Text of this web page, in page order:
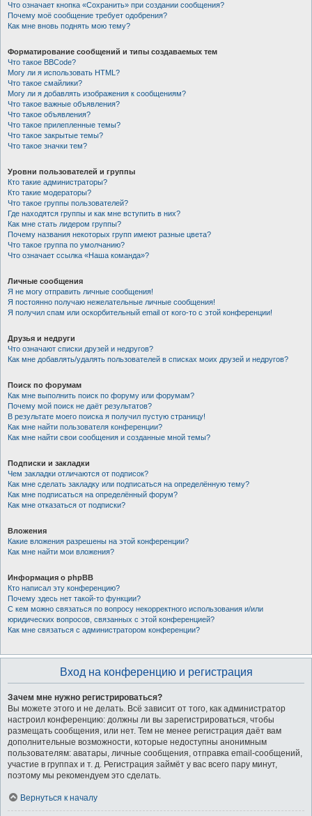
Что означает кнопка «Сохранить» при создании сообщения?
Почему моё сообщение требует одобрения?
Как мне вновь поднять мою тему?
Форматирование сообщений и типы создаваемых тем
Что такое BBCode?
Могу ли я использовать HTML?
Что такое смайлики?
Могу ли я добавлять изображения к сообщениям?
Что такое важные объявления?
Что такое объявления?
Что такое прилепленные темы?
Что такое закрытые темы?
Что такое значки тем?
Уровни пользователей и группы
Кто такие администраторы?
Кто такие модераторы?
Что такое группы пользователей?
Где находятся группы и как мне вступить в них?
Как мне стать лидером группы?
Почему названия некоторых групп имеют разные цвета?
Что такое группа по умолчанию?
Что означает ссылка «Наша команда»?
Личные сообщения
Я не могу отправить личные сообщения!
Я постоянно получаю нежелательные личные сообщения!
Я получил спам или оскорбительный email от кого-то с этой конференции!
Друзья и недруги
Что означают списки друзей и недругов?
Как мне добавлять/удалять пользователей в списках моих друзей и недругов?
Поиск по форумам
Как мне выполнить поиск по форуму или форумам?
Почему мой поиск не даёт результатов?
В результате моего поиска я получил пустую страницу!
Как мне найти пользователя конференции?
Как мне найти свои сообщения и созданные мной темы?
Подписки и закладки
Чем закладки отличаются от подписок?
Как мне сделать закладку или подписаться на определённую тему?
Как мне подписаться на определённый форум?
Как мне отказаться от подписки?
Вложения
Какие вложения разрешены на этой конференции?
Как мне найти мои вложения?
Информация о phpBB
Кто написал эту конференцию?
Почему здесь нет такой-то функции?
С кем можно связаться по вопросу некорректного использования и/или
юридических вопросов, связанных с этой конференцией?
Как мне связаться с администратором конференции?
Вход на конференцию и регистрация
Зачем мне нужно регистрироваться?
Вы можете этого и не делать. Всё зависит от того, как администратор
настроил конференцию: должны ли вы зарегистрироваться, чтобы
размещать сообщения, или нет. Тем не менее регистрация даёт вам
дополнительные возможности, которые недоступны анонимным
пользователям: аватары, личные сообщения, отправка email-сообщений,
участие в группах и т. д. Регистрация займёт у вас всего пару минут,
поэтому мы рекомендуем это сделать.
Вернуться к началу